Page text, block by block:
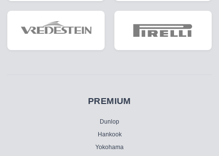
PREMIUM
Dunlop
Hankook
Yokohama